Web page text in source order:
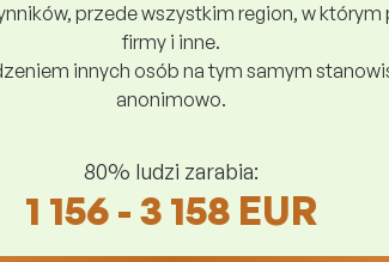
przede wszystkim region, w
firmy i inne.
innych osób na tym samym
anonimowo.
80% ludzi zarabia:
1 156 - 3 158 EUR